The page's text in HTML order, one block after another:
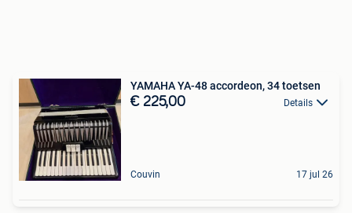
YAMAHA YA-48 accordeon, 34 toetsen
€ 225,00 Details
Couvin 17 jul 26